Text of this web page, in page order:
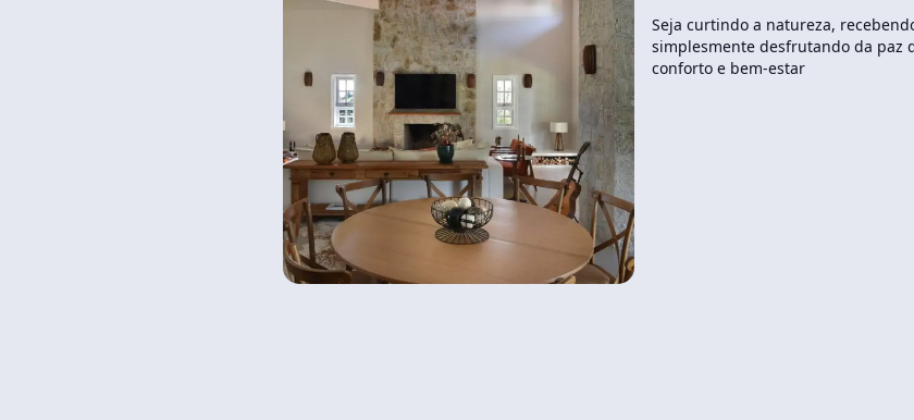
Seja curtindo a natureza,
simplesmente desfrutando da paz
conforto e bem-estar